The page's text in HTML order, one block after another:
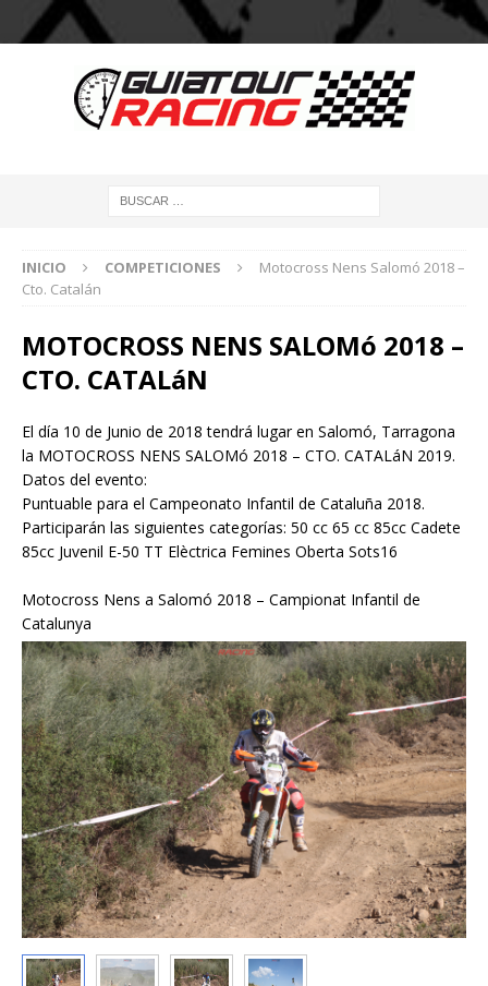
INICIO COMPETICIONES
Motocross Nens Salomó 2018 –
Cto. Catalán
MOTOCROSS NENS SALOMó 2018 –
CTO. CATALáN
El día 10 de Junio de 2018 tendrá lugar en Salomó, Tarragona
la MOTOCROSS NENS SALOMó 2018 – CTO. CATALáN 2019.
Datos del evento:
Puntuable para el Campeonato Infantil de Cataluña 2018.
Participarán las siguientes categorías: 50 cc 65 cc 85cc Cadete
85cc Juvenil E-50 TT Elèctrica Femines Oberta Sots16
Motocross Nens a Salomó 2018 – Campionat Infantil de
Catalunya